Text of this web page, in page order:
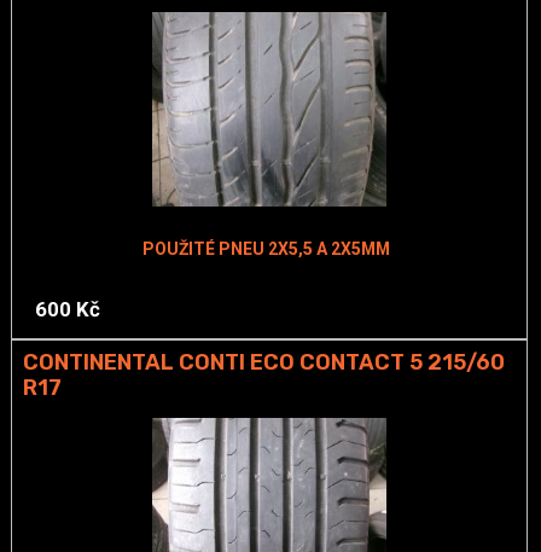
POUŽITÉ PNEU 2X5,5 A 2X5MM
600 Kč
CONTINENTAL CONTI ECO CONTACT 5 215/60
R17